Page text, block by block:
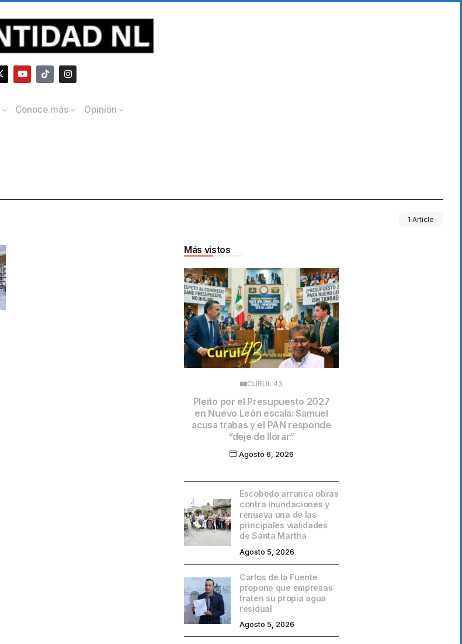
Conoce más Opinión
1 Article
Más vistos
CURUL 43
Pleito por el Presupuesto 2027
en Nuevo León escala: Samuel
acusa trabas y el PAN responde
“deje de llorar”
Agosto 6, 2026
Escobedo arranca obras
contra inundaciones y
renueva una de las
principales vialidades
de Santa Martha
Agosto 5, 2026
Carlos de la Fuente
propone que empresas
traten su propia agua
residual
Agosto 5, 2026